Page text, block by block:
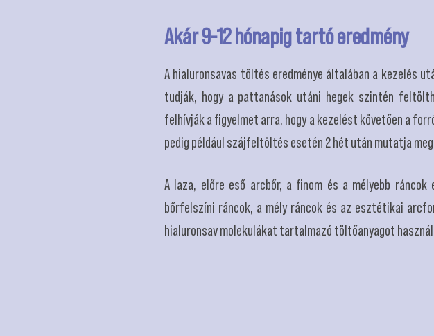
Akár 9-12 hónapig tartó eredmény
A hialuronsavas töltés eredménye általában a kezelés
tudják, hogy a pattanások utáni hegek szintén
felhívják a figyelmet arra, hogy a kezelést követően a
pedig például szájfeltöltés esetén 2 hét után mutatja
A laza, előre eső arcbőr, a finom és a mélyebb
bőrfelszíni ráncok, a mély ráncok és az esztétikai
hialuronsav molekulákat tartalmazó töltőanyagot